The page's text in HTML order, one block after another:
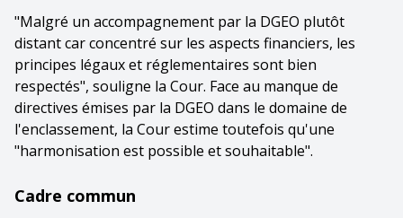
"Malgré un accompagnement par la DGEO plutôt
distant car concentré sur les aspects financiers, les
principes légaux et réglementaires sont bien
respectés", souligne la Cour. Face au manque de
directives émises par la DGEO dans le domaine de
l'enclassement, la Cour estime toutefois qu'une
"harmonisation est possible et souhaitable".
Cadre commun